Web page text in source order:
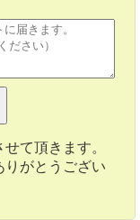
て頂きます。
りがとうござい